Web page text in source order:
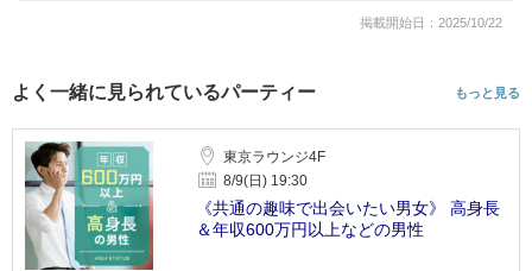
掲載開始日：2025/10/22
よく一緒に見られているパーティー もっと見る
東京ラウンジ4F
8/9(日) 19:30
《共通の趣味で出会いたい男女》 高身長
＆年収600万円以上などの男性